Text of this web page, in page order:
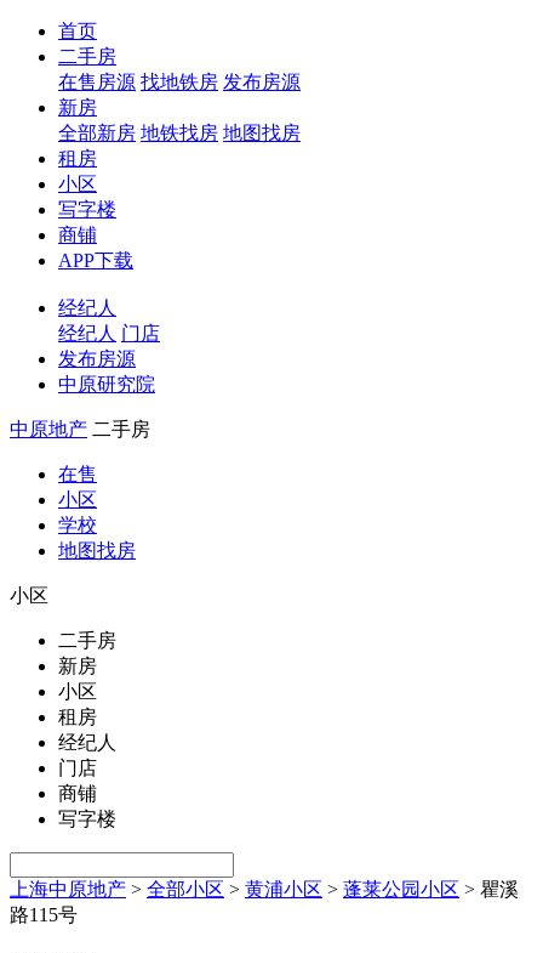
首页
二手房
在售房源 找地铁房 发布房源
新房
全部新房 地铁找房 地图找房
租房
小区
写字楼
商铺
APP下载
经纪人
经纪人 门店
发布房源
中原研究院
中原地产 二手房
在售
小区
学校
地图找房
小区
二手房
新房
小区
租房
经纪人
门店
商铺
写字楼
上海中原地产 > 全部小区 > 黄浦小区 > 蓬莱公园小区 > 瞿溪
路115号